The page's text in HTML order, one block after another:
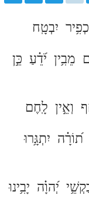
יִבְטָֽח
מֵבִ֥ין יֹ֝דֵ֗עַ כֵּ֣ן
וְאֵ֣ין לָֽחֶם
ת֝וֹרָ֗ה יִתְגָּ֥רוּ
יְ֝הוָ֗ה יָבִ֥ינוּ